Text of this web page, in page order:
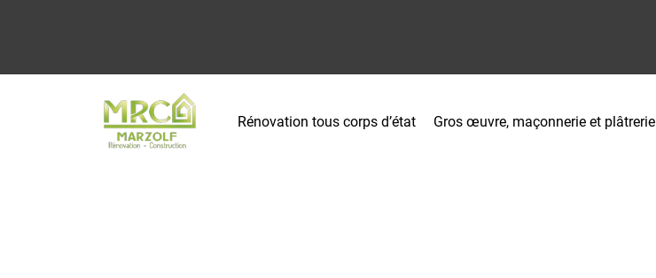
Rénovation tous corps d’état Gros œuvre, maçonnerie et plâtrerie